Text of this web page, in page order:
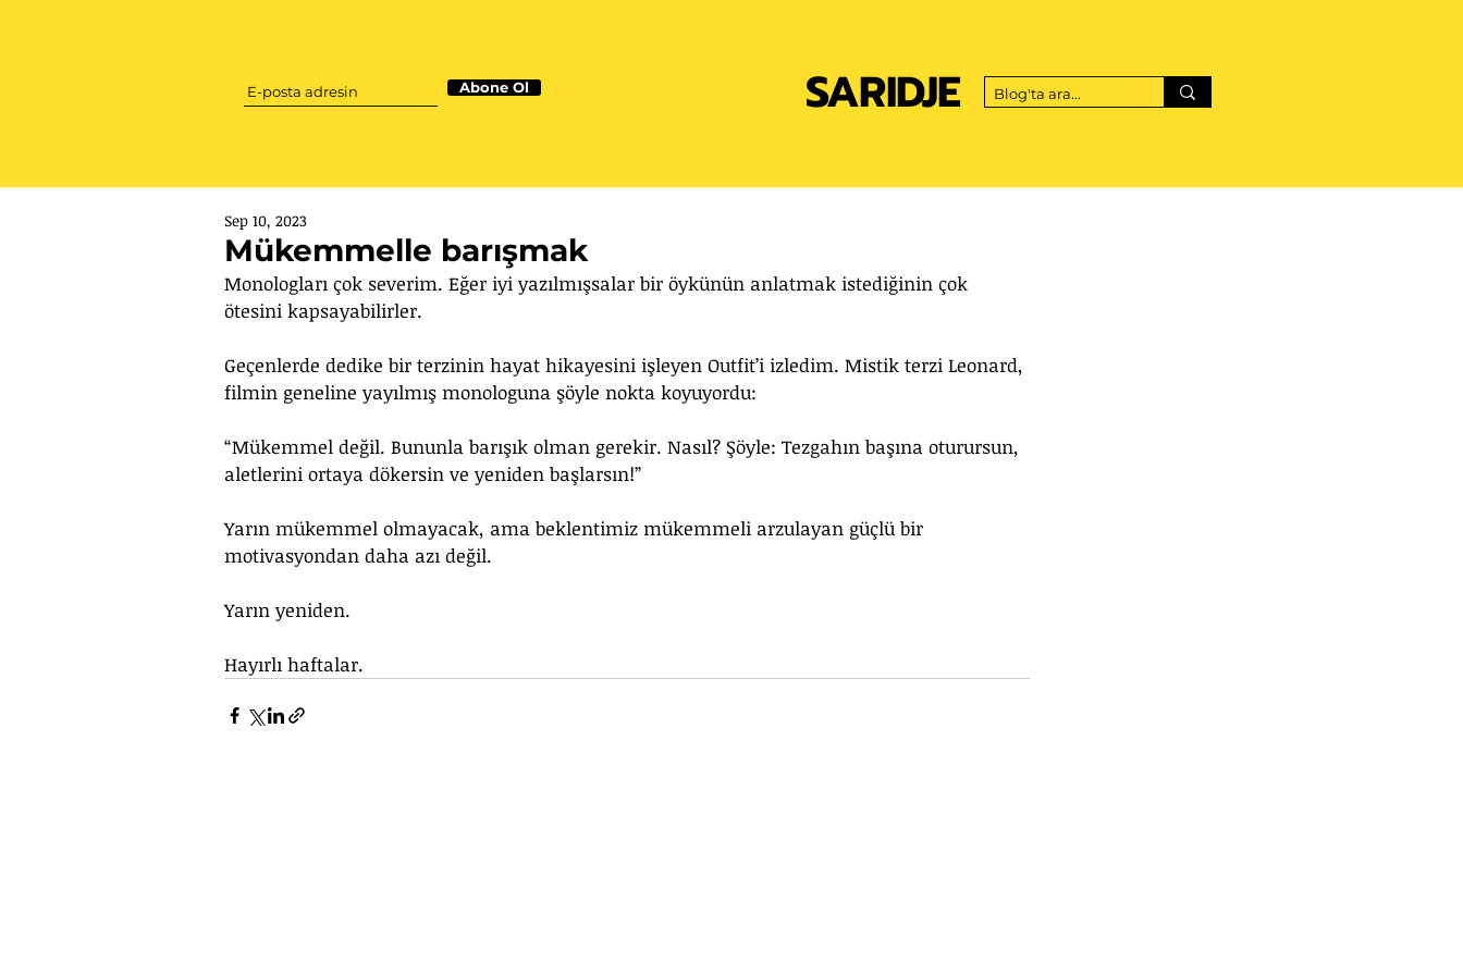
Abone Ol SARIDJE
Mükemmelle barışmak
Sep 10, 2023
Monologları çok severim. Eğer iyi yazılmışsalar bir öykünün anlatmak istediğinin çok
ötesini kapsayabilirler.
Geçenlerde dedike bir terzinin hayat hikayesini işleyen Outfit’i izledim. Mistik terzi Leonard,
filmin geneline yayılmış monologuna şöyle nokta koyuyordu:
“Mükemmel değil. Bununla barışık olman gerekir. Nasıl? Şöyle: Tezgahın başına oturursun,
aletlerini ortaya dökersin ve yeniden başlarsın!”
Yarın mükemmel olmayacak, ama beklentimiz mükemmeli arzulayan güçlü bir
motivasyondan daha azı değil.
Yarın yeniden.
Hayırlı haftalar.